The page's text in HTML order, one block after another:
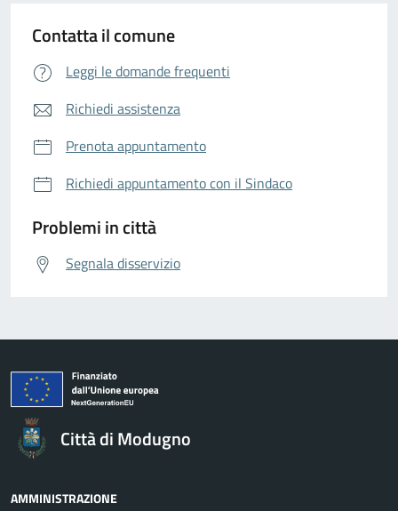
Contatta il comune
Leggi le domande frequenti
Richiedi assistenza
Prenota appuntamento
Richiedi appuntamento con il Sindaco
Problemi in città
Segnala disservizio
Città di Modugno
AMMINISTRAZIONE